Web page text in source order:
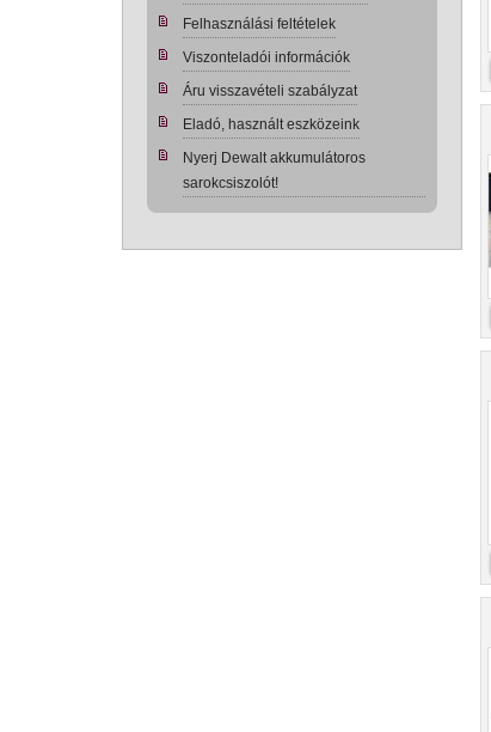
Felhasználási feltételek
Viszonteladói információk
Áru visszavételi szabályzat
Eladó, használt eszközeink
Nyerj Dewalt akkumulátoros
sarokcsiszolót!